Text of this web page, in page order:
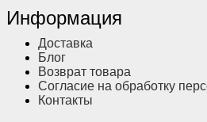
Информация
Доставка
Блог
Возврат товара
Согласие на обработку
Контакты